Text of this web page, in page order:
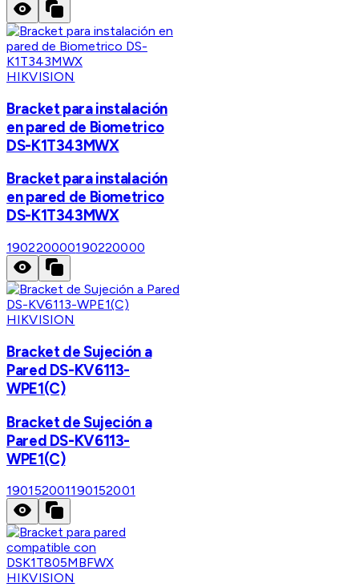
HIKVISION
Bracket para instalación
en pared de Biometrico
DS-K1T343MWX
Bracket para instalación
en pared de Biometrico
DS-K1T343MWX
190220000190220000
HIKVISION
Bracket de Sujeción a
Pared DS-KV6113-
WPE1(C)
Bracket de Sujeción a
Pared DS-KV6113-
WPE1(C)
190152001190152001
HIKVISION